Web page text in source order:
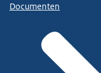
Documenten